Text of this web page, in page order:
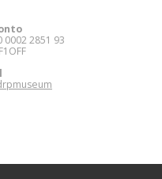
0002 2851 93